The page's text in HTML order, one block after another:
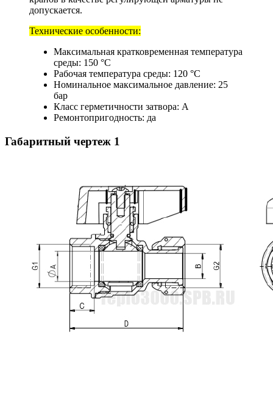
допускается.
Технические особенности:
Максимальная кратковременная температура
среды: 150 °С
Рабочая температура среды: 120 °С
Номинальное максимальное давление: 25
бар
Класс герметичности затвора: А
Ремонтопригодность: да
Габаритный чертеж 1